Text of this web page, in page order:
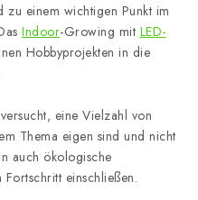
zu einem wichtigen Punkt im
Indoor-Growing mit LED-
Hobbyprojekten in die
eine Vielzahl von
Thema eigen sind und nicht
auch ökologische
einschließen.